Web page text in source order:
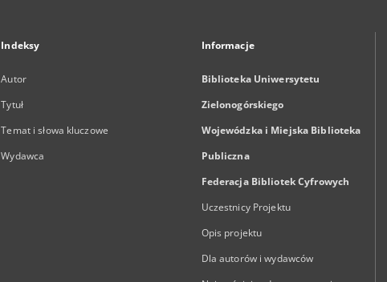
Indeksy
Autor
Tytuł
Temat i słowa kluczowe
Wydawca
Informacje
Biblioteka Uniwersytetu
Zielonogórskiego
Wojewódzka i Miejska Biblioteka
Publiczna
Federacja Bibliotek Cyfrowych
Uczestnicy Projektu
Opis projektu
Dla autorów i wydawców